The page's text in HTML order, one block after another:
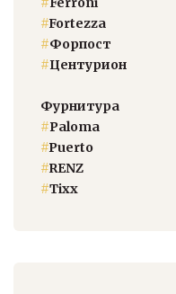
#Fortezza
#Форпост
#Центурион
Фурнитура
#Paloma
#Puerto
#RENZ
#Тixx